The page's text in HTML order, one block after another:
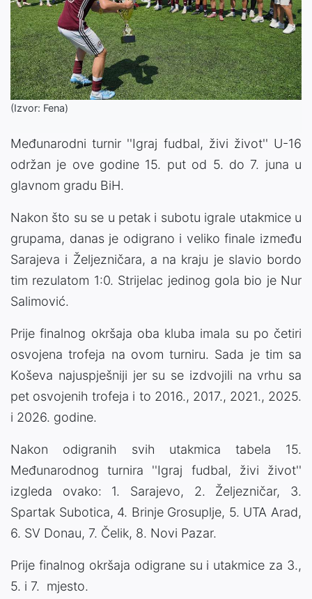
(Izvor: Fena)
Međunarodni turnir ''Igraj fudbal, živi život'' U-16
održan je ove godine 15. put od 5. do 7. juna u
glavnom gradu BiH.
Nakon što su se u petak i subotu igrale utakmice u
grupama, danas je odigrano i veliko finale između
Sarajeva i Željezničara, a na kraju je slavio bordo
tim rezulatom 1:0. Strijelac jedinog gola bio je Nur
Salimović.
Prije finalnog okršaja oba kluba imala su po četiri
osvojena trofeja na ovom turniru. Sada je tim sa
Koševa najuspješniji jer su se izdvojili na vrhu sa
pet osvojenih trofeja i to 2016., 2017., 2021., 2025.
i 2026. godine.
Nakon odigranih svih utakmica tabela 15.
Međunarodnog turnira ''Igraj fudbal, živi život''
izgleda ovako: 1. Sarajevo, 2. Željezničar, 3.
Spartak Subotica, 4. Brinje Grosuplje, 5. UTA Arad,
6. SV Donau, 7. Čelik, 8. Novi Pazar.
Prije finalnog okršaja odigrane su i utakmice za 3.,
5. i 7. mjesto.